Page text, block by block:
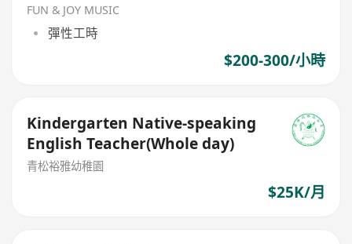
FUN & JOY MUSIC
彈性工時
$200-300/小時
Kindergarten Native-speaking
English Teacher(Whole day)
青松裕雅幼稚園
$25K/月